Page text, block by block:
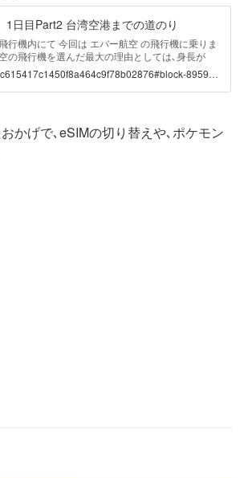
1日目Part2 台湾空港までの道のり
行機内にて 今回は エバー航空 の飛行機に乗りま
の飛行機を選んだ最大の理由としては､身長が
に当たらない｡ 1.1. エバー航空とは?
者自身による作品CC 表示-継承 4.0 リンクによる
https://clouday.jp/ec2c615417c1450f8a464c9f78b02876#block-895970ac1c1141d5a3400969278e802c
かげで､eSIMの切り替えや､ポケモン